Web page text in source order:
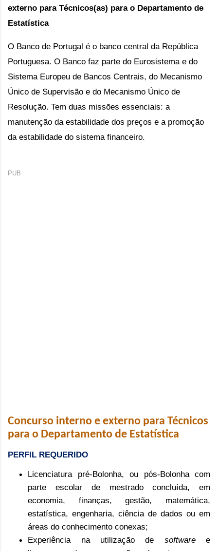
externo para Técnicos(as) para o Departamento de
Estatística
O Banco de Portugal é o banco central da República
Portuguesa. O Banco faz parte do Eurosistema e do
Sistema Europeu de Bancos Centrais, do Mecanismo
Único de Supervisão e do Mecanismo Único de
Resolução. Tem duas missões essenciais: a
manutenção da estabilidade dos preços e a promoção
da estabilidade do sistema financeiro.
PUB
Concurso interno e externo para Técnicos
para o Departamento de Estatística
PERFIL REQUERIDO
Licenciatura pré-Bolonha, ou pós-Bolonha com
parte escolar de mestrado concluída, em
economia, finanças, gestão, matemática,
estatística, engenharia, ciência de dados ou em
áreas do conhecimento conexas;
Experiência na utilização de softwaree